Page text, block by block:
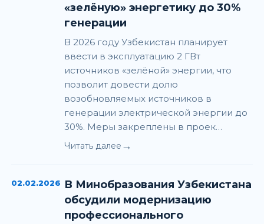
«зелёную» энергетику до 30%
генерации
В 2026 году Узбекистан планирует
ввести в эксплуатацию 2 ГВт
источников «зелёной» энергии, что
позволит довести долю
возобновляемых источников в
генерации электрической энергии до
30%. Меры закреплены в проек…
Читать далее →
02.02.2026 В Минобразования Узбекистана
обсудили модернизацию
профессионального